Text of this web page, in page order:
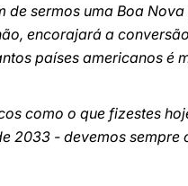
de sermos uma Boa
encorajará a
países americanos é
como o que fizestes
2033 - devemos sempre